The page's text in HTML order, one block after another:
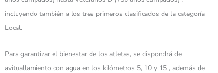
incluyendo también a los tres primeros clasificados de la categoría
Local.
Para garantizar el bienestar de los atletas, se dispondrá de
avituallamiento con agua en los kilómetros 5, 10 y 15 , además de